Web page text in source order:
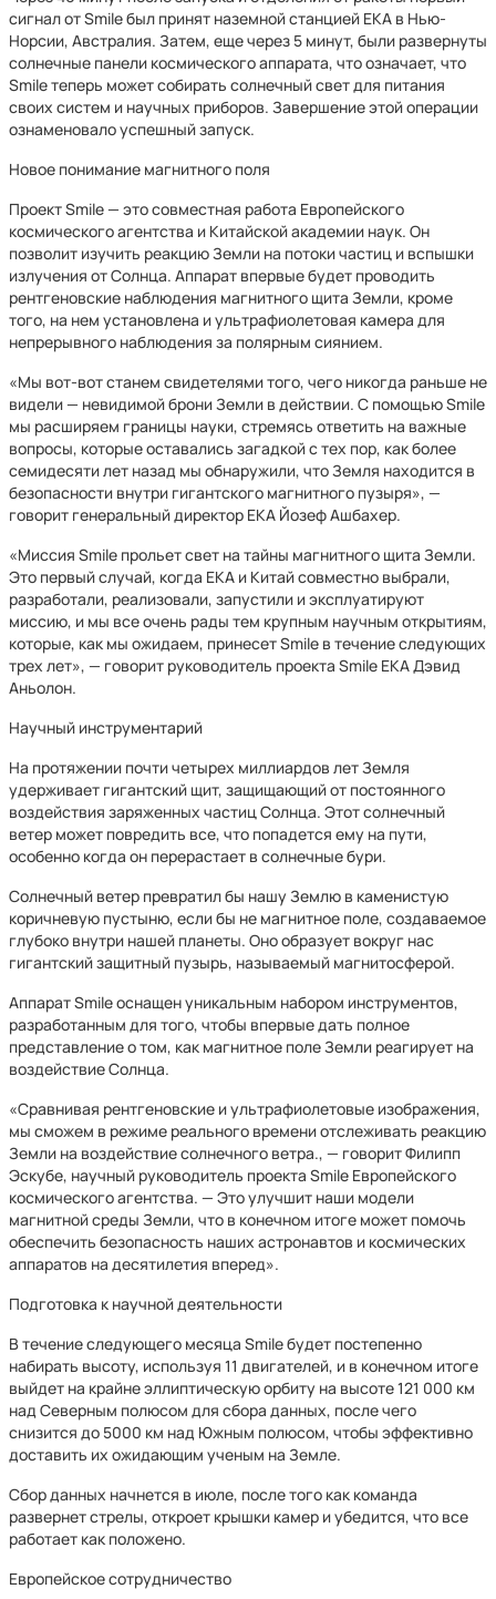
сигнал от Smile был принят наземной станцией ЕКА в Нью-
Норсии, Австралия. Затем, еще через 5 минут, были развернуты
солнечные панели космического аппарата, что означает, что
Smile теперь может собирать солнечный свет для питания
своих систем и научных приборов. Завершение этой операции
ознаменовало успешный запуск.
Новое понимание магнитного поля
Проект Smile — это совместная работа Европейского
космического агентства и Китайской академии наук. Он
позволит изучить реакцию Земли на потоки частиц и вспышки
излучения от Солнца. Аппарат впервые будет проводить
рентгеновские наблюдения магнитного щита Земли, кроме
того, на нем установлена и ультрафиолетовая камера для
непрерывного наблюдения за полярным сиянием.
«Мы вот-вот станем свидетелями того, чего никогда раньше не
видели — невидимой брони Земли в действии. С помощью Smile
мы расширяем границы науки, стремясь ответить на важные
вопросы, которые оставались загадкой с тех пор, как более
семидесяти лет назад мы обнаружили, что Земля находится в
безопасности внутри гигантского магнитного пузыря», —
говорит генеральный директор ЕКА Йозеф Ашбахер.
«Миссия Smile прольет свет на тайны магнитного щита Земли.
Это первый случай, когда ЕКА и Китай совместно выбрали,
разработали, реализовали, запустили и эксплуатируют
миссию, и мы все очень рады тем крупным научным открытиям,
которые, как мы ожидаем, принесет Smile в течение следующих
трех лет», — говорит руководитель проекта Smile ЕКА Дэвид
Аньолон.
Научный инструментарий
На протяжении почти четырех миллиардов лет Земля
удерживает гигантский щит, защищающий от постоянного
воздействия заряженных частиц Солнца. Этот солнечный
ветер может повредить все, что попадется ему на пути,
особенно когда он перерастает в солнечные бури.
Солнечный ветер превратил бы нашу Землю в каменистую
коричневую пустыню, если бы не магнитное поле, создаваемое
глубоко внутри нашей планеты. Оно образует вокруг нас
гигантский защитный пузырь, называемый магнитосферой.
Аппарат Smile оснащен уникальным набором инструментов,
разработанным для того, чтобы впервые дать полное
представление о том, как магнитное поле Земли реагирует на
воздействие Солнца.
«Сравнивая рентгеновские и ультрафиолетовые изображения,
мы сможем в режиме реального времени отслеживать реакцию
Земли на воздействие солнечного ветра., — говорит Филипп
Эскубе, научный руководитель проекта Smile Европейского
космического агентства. — Это улучшит наши модели
магнитной среды Земли, что в конечном итоге может помочь
обеспечить безопасность наших астронавтов и космических
аппаратов на десятилетия вперед».
Подготовка к научной деятельности
В течение следующего месяца Smile будет постепенно
набирать высоту, используя 11 двигателей, и в конечном итоге
выйдет на крайне эллиптическую орбиту на высоте 121 000 км
над Северным полюсом для сбора данных, после чего
снизится до 5000 км над Южным полюсом, чтобы эффективно
доставить их ожидающим ученым на Земле.
Сбор данных начнется в июле, после того как команда
развернет стрелы, откроет крышки камер и убедится, что все
работает как положено.
Европейское сотрудничество